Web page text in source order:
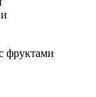
фруктами